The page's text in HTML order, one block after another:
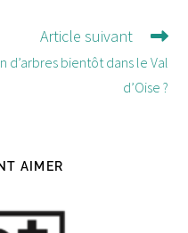
Article suivant
d’arbres bientôt dans le Val
d’Oise ?
AIMER